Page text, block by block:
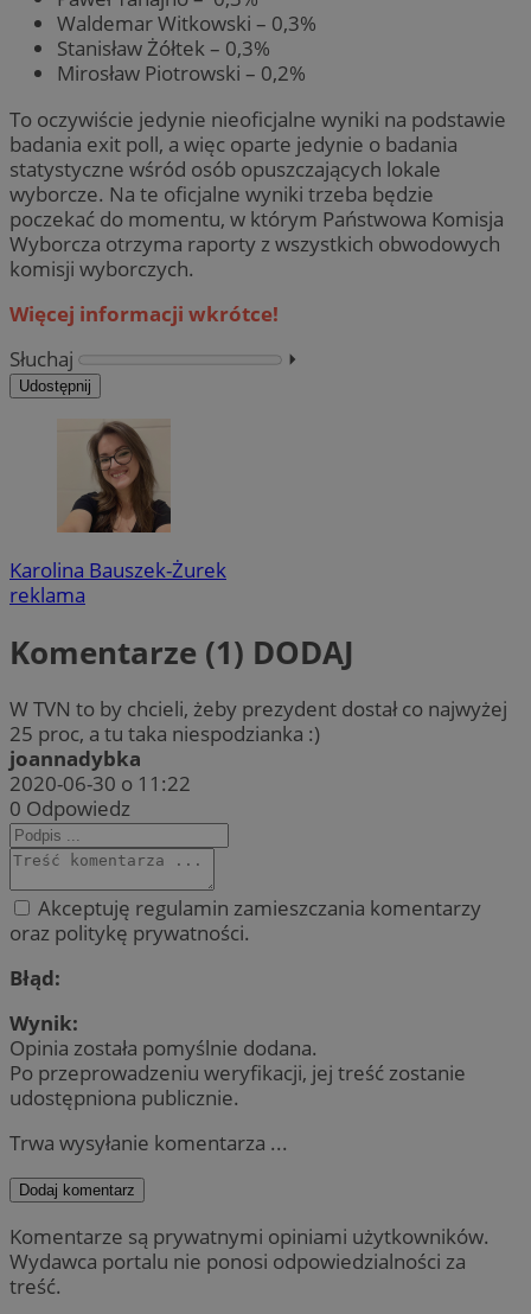
Waldemar Witkowski – 0,3%
Stanisław Żółtek – 0,3%
Mirosław Piotrowski – 0,2%
To oczywiście jedynie nieoficjalne wyniki na podstawie
badania exit poll, a więc oparte jedynie o badania
statystyczne wśród osób opuszczających lokale
wyborcze. Na te oficjalne wyniki trzeba będzie
poczekać do momentu, w którym Państwowa Komisja
Wyborcza otrzyma raporty z wszystkich obwodowych
komisji wyborczych.
Więcej informacji wkrótce!
Słuchaj
⏵︎
Udostępnij
Karolina Bauszek-Żurek
reklama
Komentarze (1) DODAJ
W TVN to by chcieli, żeby prezydent dostał co najwyżej
25 proc, a tu taka niespodzianka :)
joannadybka
2020-06-30 o 11:22
0 Odpowiedz
Akceptuję regulamin zamieszczania komentarzy
oraz politykę prywatności.
Błąd:
Wynik:
Opinia została pomyślnie dodana.
Po przeprowadzeniu weryfikacji, jej treść zostanie
udostępniona publicznie.
Trwa wysyłanie komentarza ...
Dodaj komentarz
Komentarze są prywatnymi opiniami użytkowników.
Wydawca portalu nie ponosi odpowiedzialności za
treść.